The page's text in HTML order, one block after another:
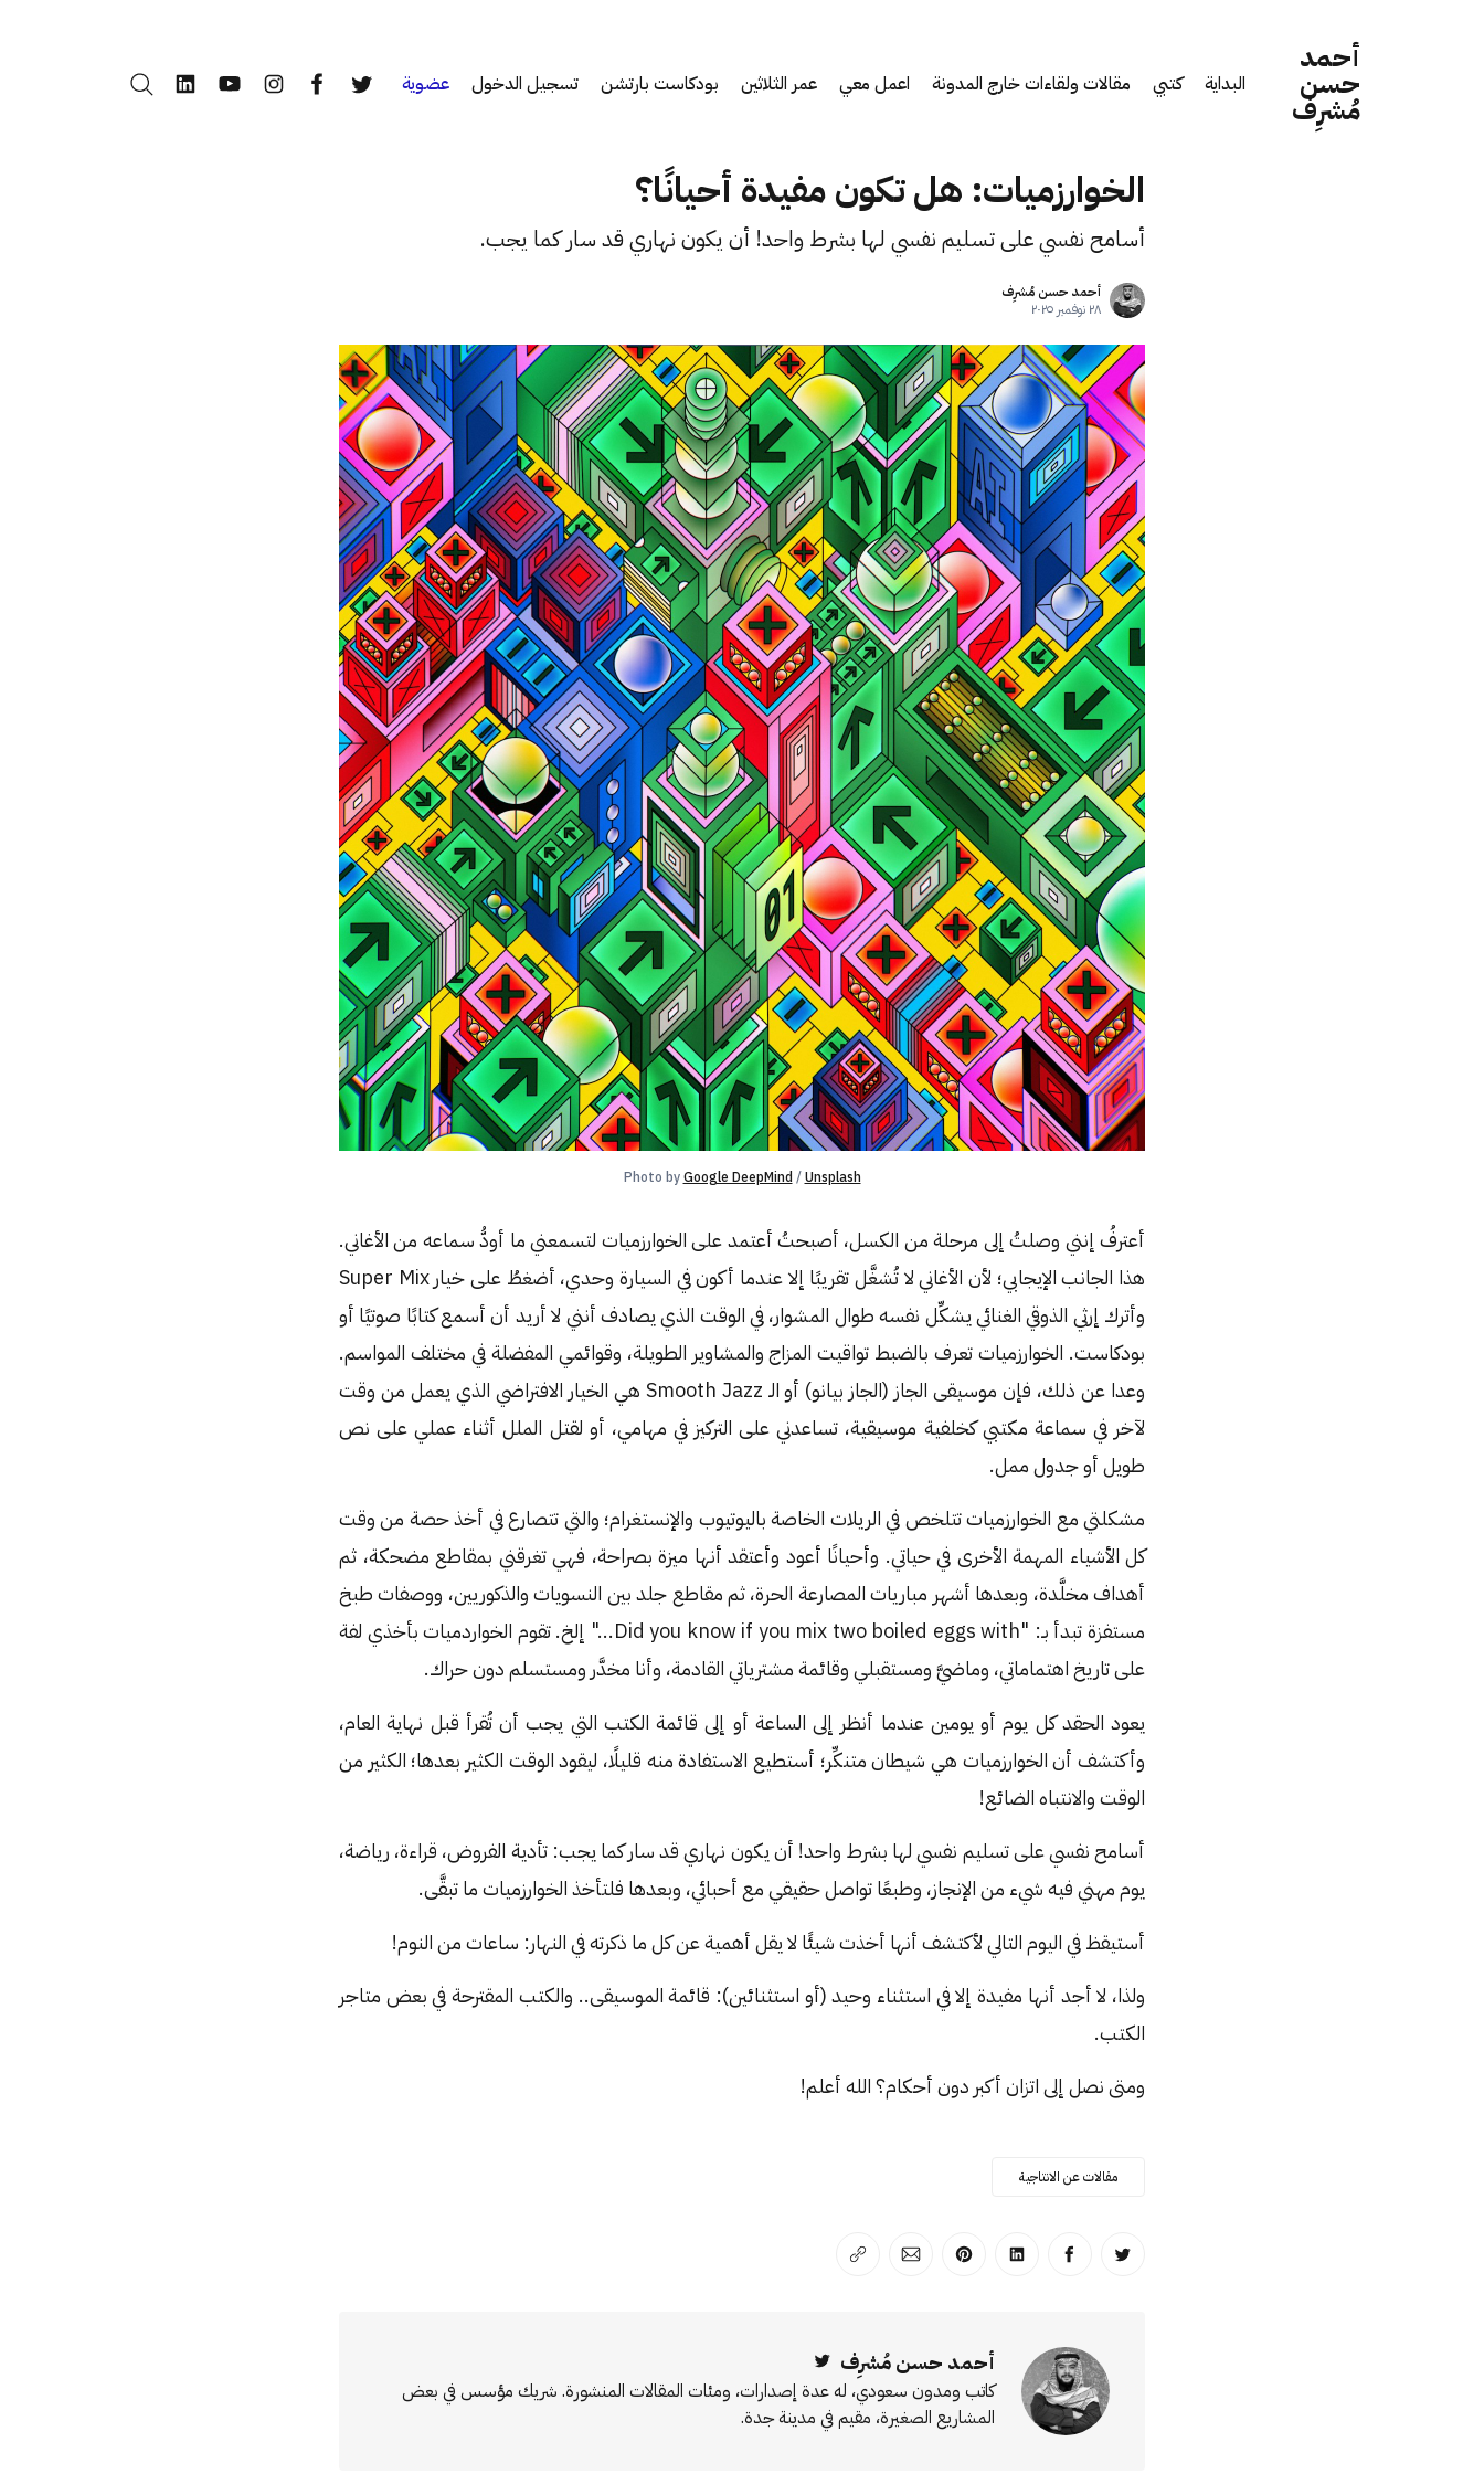
أحمد
حسن
مُشرِف
البداية كتبي مقالات ولقاءات خارج المدونة اعمل معي عمر الثلاثين بودكاست بارتشن تسجيل الدخول عضوية
الخوارزميات: هل تكون مفيدة أحيانًا؟
أسامح نفسي على تسليم نفسي لها بشرط واحد! أن يكون نهاري قد سار كما يجب.
أحمد حسن مُشرِف
٢٨ نوفمبر ٢٠٢٥
Photo by Google DeepMind / Unsplash
أعترفُ إنني وصلتُ إلى مرحلة من الكسل، أصبحتُ أعتمد على الخوارزميات لتسمعني ما أودُّ سماعه من الأغاني.
هذا الجانب الإيجابي؛ لأن الأغاني لا تُشغَّل تقريبًا إلا عندما أكون في السيارة وحدي، أضغطُ على خيار Super Mix
وأترك إرثي الذوقي الغنائي يشكِّل نفسه طوال المشوار، في الوقت الذي يصادف أنني لا أريد أن أسمع كتابًا صوتيًا أو
بودكاست. الخوارزميات تعرف بالضبط تواقيت المزاج والمشاوير الطويلة، وقوائمي المفضلة في مختلف المواسم.
وعدا عن ذلك، فإن موسيقى الجاز (الجاز بيانو) أو الـ Smooth Jazz هي الخيار الافتراضي الذي يعمل من وقت
لآخر في سماعة مكتبي كخلفية موسيقية، تساعدني على التركيز في مهامي، أو لقتل الملل أثناء عملي على نص
طويل أو جدول ممل.
مشكلتي مع الخوارزميات تتلخص في الريلات الخاصة باليوتيوب والإنستغرام؛ والتي تتصارع في أخذ حصة من وقت
كل الأشياء المهمة الأخرى في حياتي. وأحيانًا أعود وأعتقد أنها ميزة بصراحة، فهي تغرقني بمقاطع مضحكة، ثم
أهداف مخلَّدة، وبعدها أشهر مباريات المصارعة الحرة، ثم مقاطع جلد بين النسويات والذكوريين، ووصفات طبخ
مستفزة تبدأ بـ: "Did you know if you mix two boiled eggs with..." إلخ. تقوم الخواردميات بأخذي لفة
على تاريخ اهتماماتي، وماضيَّ ومستقبلي وقائمة مشترياتي القادمة، وأنا مخدَّر ومستسلم دون حراك.
يعود الحقد كل يوم أو يومين عندما أنظر إلى الساعة أو إلى قائمة الكتب التي يجب أن تُقرأ قبل نهاية العام،
وأكتشف أن الخوارزميات هي شيطان متنكِّر؛ أستطيع الاستفادة منه قليلًا، ليقود الوقت الكثير بعدها؛ الكثير من
الوقت والانتباه الضائع!
أسامح نفسي على تسليم نفسي لها بشرط واحد! أن يكون نهاري قد سار كما يجب: تأدية الفروض، قراءة، رياضة،
يوم مهني فيه شيء من الإنجاز، وطبعًا تواصل حقيقي مع أحبائي، وبعدها فلتأخذ الخوارزميات ما تبقَّى.
أستيقظ في اليوم التالي لأكتشف أنها أخذت شيئًا لا يقل أهمية عن كل ما ذكرته في النهار: ساعات من النوم!
ولذا، لا أجد أنها مفيدة إلا في استثناء وحيد (أو استثنائين): قائمة الموسيقى.. والكتب المقترحة في بعض متاجر
الكتب.
ومتى نصل إلى اتزان أكبر دون أحكام؟ الله أعلم!
مقالات عن الانتاجية
انشر على تويترانشر على الفيسبوك
انشر على لينكد إن
انشر على بينترست
انشر على الإيميل
انسخ الرابط
أحمد حسن مُشرِف
كاتب ومدون سعودي، له عدة إصدارات، ومئات المقالات المنشورة. شريك مؤسس في بعض
المشاريع الصغيرة، مقيم في مدينة جدة.